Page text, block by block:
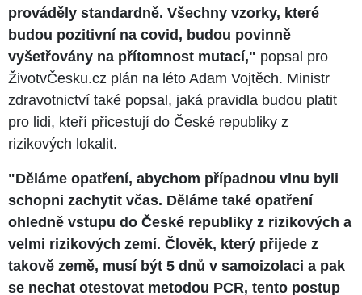
prováděly standardně. Všechny vzorky, které
budou pozitivní na covid, budou povinně
vyšetřovány na přítomnost mutací," popsal pro
ŽivotvČesku.cz plán na léto Adam Vojtěch. Ministr
zdravotnictví také popsal, jaká pravidla budou platit
pro lidi, kteří přicestují do České republiky z
rizikových lokalit.
"Děláme opatření, abychom případnou vlnu byli
schopni zachytit včas. Děláme také opatření
ohledně vstupu do České republiky z rizikových a
velmi rizikových zemí. Člověk, který přijede z
takově země, musí být 5 dnů v samoizolaci a pak
se nechat otestovat metodou PCR, tento postup